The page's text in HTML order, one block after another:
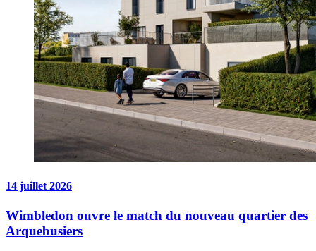
14 juillet 2026
Wimbledon ouvre le match du nouveau quartier des
Arquebusiers